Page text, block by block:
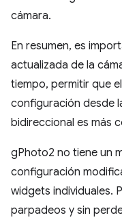
cámara.
En resumen, es
actualizada de la
tiempo, permitir que
configuración desde
bidireccional es más
gPhoto2 no tiene un
configuración
widgets individuales.
parpadeos y sin